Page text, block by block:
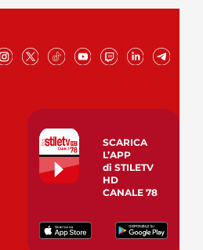
SCARICA
L’APP
di STILETV
HD
CANALE 78